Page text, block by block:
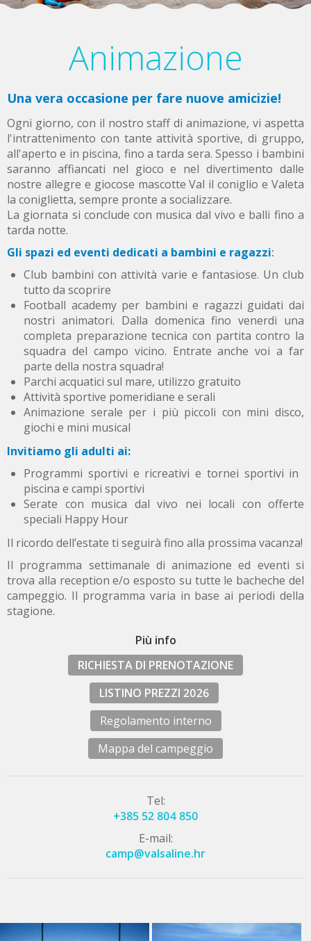
Animazione
Una vera occasione per fare nuove amicizie!
Ogni giorno, con il nostro staff di animazione, vi aspetta
l'intrattenimento con tante attività sportive, di gruppo,
all'aperto e in piscina, fino a tarda sera. Spesso i bambini
saranno affiancati nel gioco e nel divertimento dalle
nostre allegre e giocose mascotte Val il coniglio e Valeta
la coniglietta, sempre pronte a socializzare.
La giornata si conclude con musica dal vivo e balli fino a
tarda notte.
Gli spazi ed eventi dedicati a bambini e ragazzi:
Club bambini con attività varie e fantasiose. Un club
tutto da scoprire
Football academy per bambini e ragazzi guidati dai
nostri animatori. Dalla domenica fino venerdi una
completa preparazione tecnica con partita contro la
squadra del campo vicino. Entrate anche voi a far
parte della nostra squadra!
Parchi acquatici sul mare, utilizzo gratuito
Attività sportive pomeridiane e serali
Animazione serale per i più piccoli con mini disco,
giochi e mini musical
Invitiamo gli adulti ai:
Programmi sportivi e ricreativi e tornei sportivi in ​​
piscina e campi sportivi
Serate con musica dal vivo nei locali con offerte
speciali Happy Hour
Il ricordo dell’estate ti seguirà fino alla prossima vacanza!
Il programma settimanale di animazione ed eventi si
trova alla reception e/o esposto su tutte le bacheche del
campeggio. Il programma varia in base ai periodi della
stagione.
Più info
RICHIESTA DI PRENOTAZIONE
LISTINO PREZZI 2026
Regolamento interno
Mappa del campeggio
Tel:
+385 52 804 850
E-mail:
camp@valsaline.hr